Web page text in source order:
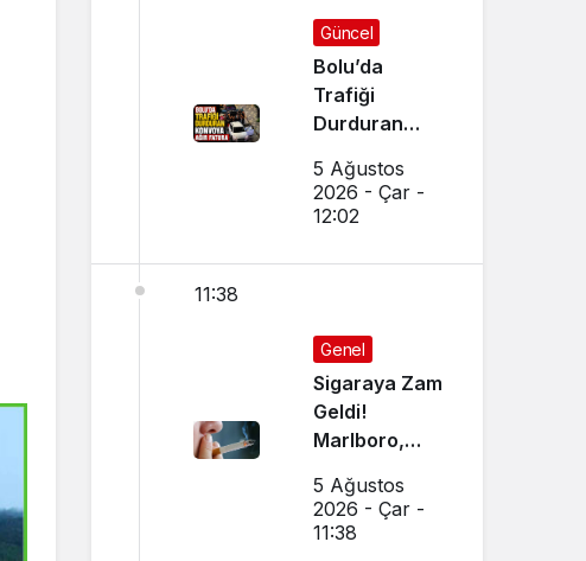
Güncel
Bolu’da
Trafiği
Durduran
Fatura
5 Ağustos
2026 - Çar -
12:02
11:38
Genel
Sigaraya Zam
Geldi!
Marlboro,
Winston,
Camel JTI
5 Ağustos
2026 - Çar -
11:38